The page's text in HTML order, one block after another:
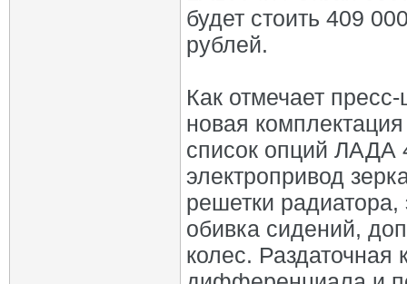
будет стоить 409
рублей.
Как отмечает
новая
список опций ЛАДА
электропривод
решетки радиатора,
обивка сидений,
колес. Раздаточная